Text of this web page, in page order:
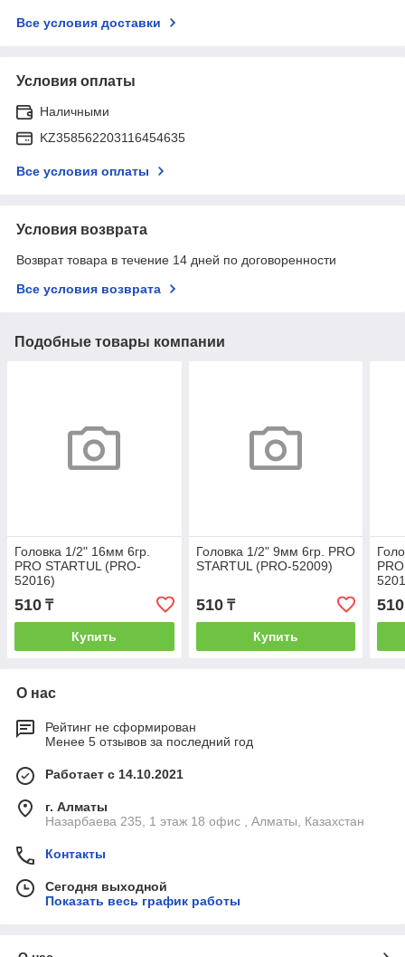
Все условия доставки
Условия оплаты
Наличными
KZ358562203116454635
Все условия оплаты
Условия возврата
Возврат товара в течение 14 дней по договоренности
Все условия возврата
Подобные товары компании
Головка 1/2" 16мм 6гр.
PRO STARTUL (PRO-
52016)
510 ₸
Купить
Головка 1/2" 9мм 6гр. PRO
STARTUL (PRO-52009)
510₸
Купить
510
О нас
Рейтинг не сформирован
Менее 5 отзывов за последний год
Работает с 14.10.2021
г. Алматы
Назарбаева 235, 1 этаж 18 офис , Алматы, Казахстан
Контакты
Сегодня выходной
Показать весь график работы